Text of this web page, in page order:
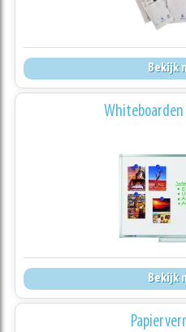
Bekijk
Whiteboarden
Bekijk